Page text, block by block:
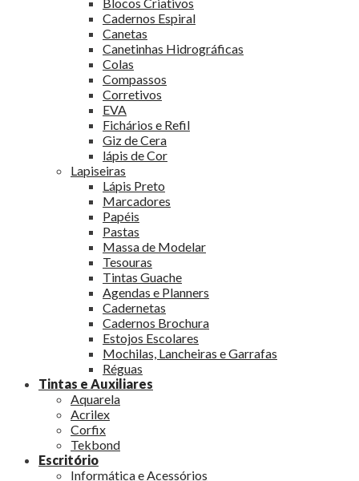
Cadernos Espiral
Canetas
Canetinhas Hidrográficas
Colas
Compassos
Corretivos
EVA
Fichários e Refil
Giz de Cera
lápis de Cor
Lapiseiras
Lápis Preto
Marcadores
Papéis
Pastas
Massa de Modelar
Tesouras
Tintas Guache
Agendas e Planners
Cadernetas
Cadernos Brochura
Estojos Escolares
Mochilas, Lancheiras e Garrafas
Réguas
Tintas e Auxiliares
Aquarela
Acrilex
Corfix
Tekbond
Escritório
Informática e Acessórios